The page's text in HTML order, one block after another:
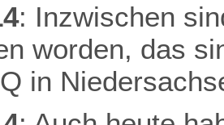
: Inzwischen
worden, das
in